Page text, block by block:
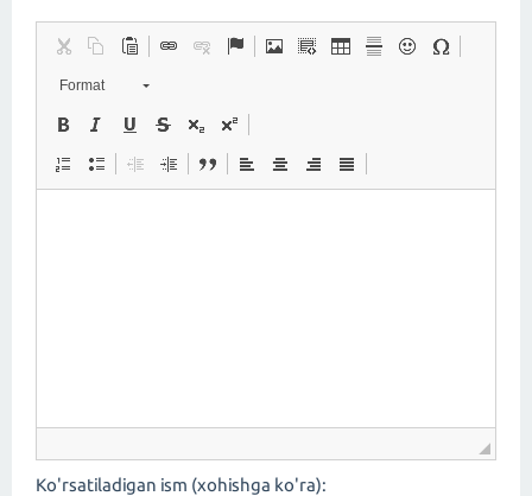
Format
Ko'rsatiladigan ism (xohishga ko'ra):